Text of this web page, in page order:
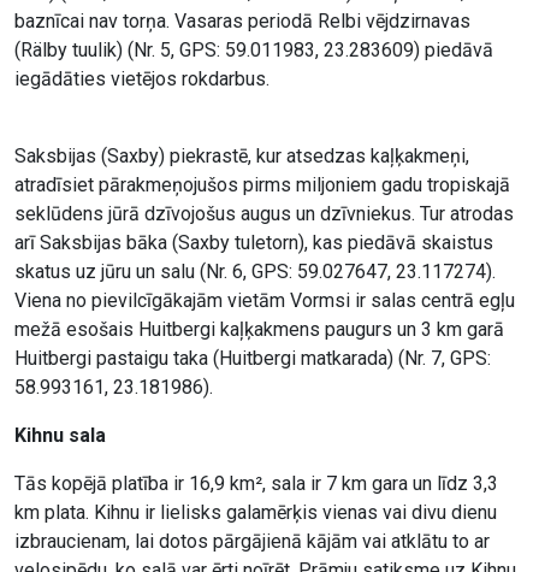
baznīcai nav torņa. Vasaras periodā Relbi vējdzirnavas
(Rälby tuulik) (Nr. 5, GPS: 59.011983, 23.283609) piedāvā
iegādāties vietējos rokdarbus.
Saksbijas (Saxby) piekrastē, kur atsedzas kaļķakmeņi,
atradīsiet pārakmeņojušos pirms miljoniem gadu tropiskajā
seklūdens jūrā dzīvojošus augus un dzīvniekus. Tur atrodas
arī Saksbijas bāka (Saxby tuletorn), kas piedāvā skaistus
skatus uz jūru un salu (Nr. 6, GPS: 59.027647, 23.117274).
Viena no pievilcīgākajām vietām Vormsi ir salas centrā egļu
mežā esošais Huitbergi kaļķakmens paugurs un 3 km garā
Huitbergi pastaigu taka (Huitbergi matkarada) (Nr. 7, GPS:
58.993161, 23.181986).
Kihnu sala
Tās kopējā platība ir 16,9 km², sala ir 7 km gara un līdz 3,3
km plata. Kihnu ir lielisks galamērķis vienas vai divu dienu
izbraucienam, lai dotos pārgājienā kājām vai atklātu to ar